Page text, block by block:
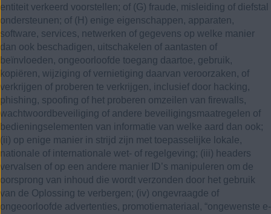
entiteit verkeerd voorstellen; of (G) fraude, misleiding of diefstal
ondersteunen; of (H) enige eigenschappen, apparaten,
software, services, netwerken of gegevens op welke manier
dan ook beschadigen, uitschakelen of aantasten of
beïnvloeden, ongeoorloofde toegang daartoe, gebruik,
kopiëren, wijziging of vernietiging daarvan veroorzaken, of
verkrijgen of proberen te verkrijgen, inclusief door hacking,
phishing, spoofing of het proberen omzeilen van firewalls,
wachtwoordbeveiliging of andere beveiligingsmaatregelen of
bedieningselementen van informatie van welke aard dan ook;
(ii) op enige manier in strijd zijn met toepasselijke lokale,
nationale of internationale wet- of regelgeving; (iii) headers
vervalsen of op een andere manier ID’s manipuleren om de
oorsprong van inhoud die wordt verzonden door het gebruik
van de Oplossing te verbergen; (iv) ongevraagde of
ongeoorloofde advertenties, promotiemateriaal, “ongewenste e-